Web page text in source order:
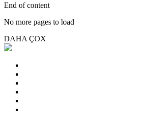
End of content
No more pages to load
DAHA ÇOX